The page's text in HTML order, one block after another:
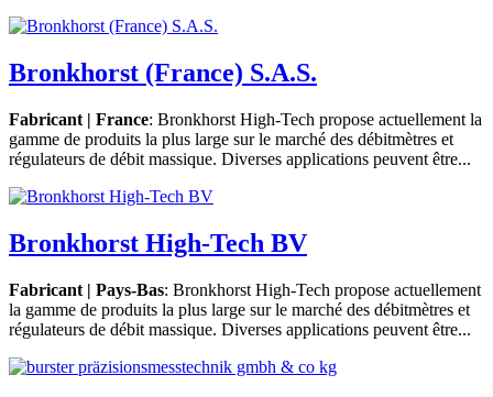
Bronkhorst (France) S.A.S.
Fabricant | France: Bronkhorst High-Tech propose actuellement la
gamme de produits la plus large sur le marché des débitmètres et
régulateurs de débit massique. Diverses applications peuvent être...
Bronkhorst High-Tech BV
Fabricant | Pays-Bas: Bronkhorst High-Tech propose actuellement
la gamme de produits la plus large sur le marché des débitmètres et
régulateurs de débit massique. Diverses applications peuvent être...